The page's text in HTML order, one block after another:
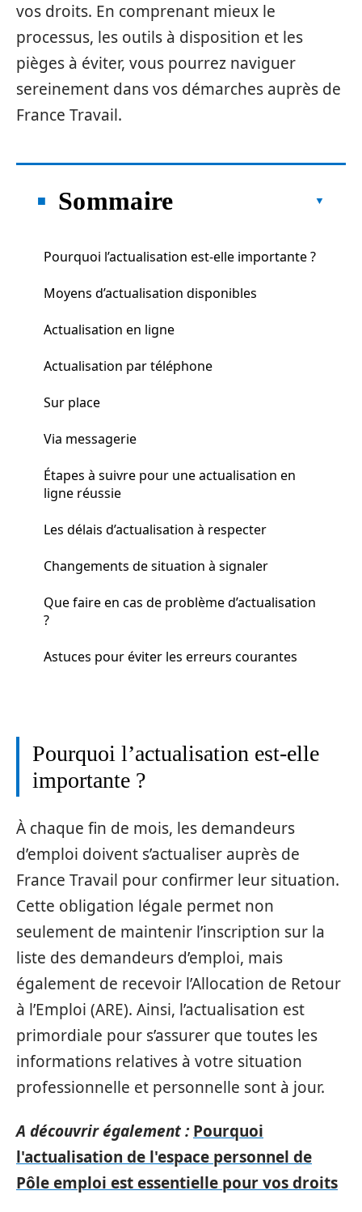
vos droits. En comprenant mieux le
processus, les outils à disposition et les
pièges à éviter, vous pourrez naviguer
sereinement dans vos démarches auprès de
France Travail.
Sommaire
Pourquoi l’actualisation est-elle importante ?
Moyens d’actualisation disponibles
Actualisation en ligne
Actualisation par téléphone
Sur place
Via messagerie
Étapes à suivre pour une actualisation en
ligne réussie
Les délais d’actualisation à respecter
Changements de situation à signaler
Que faire en cas de problème d’actualisation
?
Astuces pour éviter les erreurs courantes
Pourquoi l’actualisation est-elle
importante ?
À chaque fin de mois, les demandeurs
d’emploi doivent s’actualiser auprès de
France Travail pour confirmer leur situation.
Cette obligation légale permet non
seulement de maintenir l’inscription sur la
liste des demandeurs d’emploi, mais
également de recevoir l’Allocation de Retour
à l’Emploi (ARE). Ainsi, l’actualisation est
primordiale pour s’assurer que toutes les
informations relatives à votre situation
professionnelle et personnelle sont à jour.
A découvrir également : Pourquoi
l'actualisation de l'espace personnel de
Pôle emploi est essentielle pour vos droits